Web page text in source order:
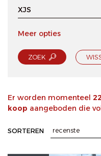
Meer opties
ZOEK
Er worden momenteel
koop aangeboden die
SORTEREN